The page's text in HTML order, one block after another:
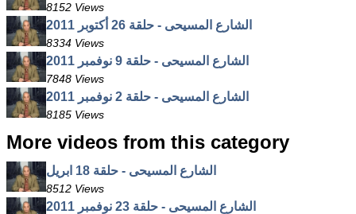
8152 Views
الشارع المسيحى - حلقة 26 أكتوبر 2011
8334 Views
الشارع المسيحى - حلقة 9 نوفمبر 2011
7848 Views
الشارع المسيحى - حلقة 2 نوفمبر 2011
8185 Views
More videos from this category
الشارع المسيحى - حلقة 18 ابريل
8512 Views
الشارع المسيحى - حلقة 23 نوفمبر 2011